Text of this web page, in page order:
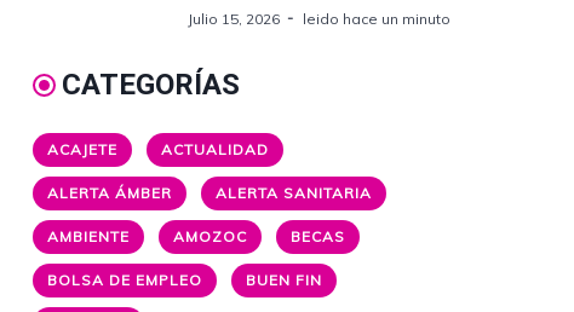
Julio 15, 2026 leido hace un minuto
CATEGORÍAS
ACAJETE ACTUALIDAD
ALERTA ÁMBER ALERTA SANITARIA
AMBIENTE AMOZOC BECAS
BOLSA DE EMPLEO BUEN FIN